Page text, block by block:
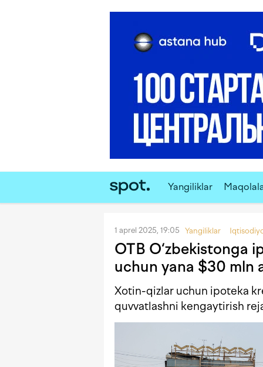
Yangiliklar
1 aprel 2025, 19:05 Yangiliklar
OTB O‘zbekistonga
uchun yana $30 mln
Xotin-qizlar uchun ipoteka
quvvatlashni kengaytirish